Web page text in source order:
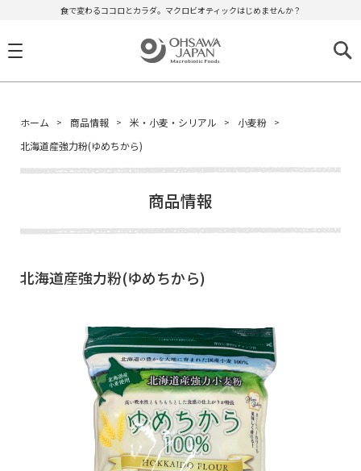
食で変わるココロとカラダ。マクロビオティックはじめませんか？
ホーム 商品情報 米・小麦・シリアル
小麦粉
北海道産強力粉(ゆめちから)
商品情報
北海道産強力粉(ゆめちから)